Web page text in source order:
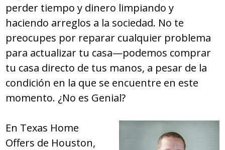
perder tiempo y dinero limpiando y
haciendo arreglos a la sociedad. No te
preocupes por reparar cualquier problema
para actualizar tu casa—podemos comprar
tu casa directo de tus manos, a pesar de la
condición en la que se encuentre en este
momento. ¿No es Genial?
En Texas Home
Offers de Houston,